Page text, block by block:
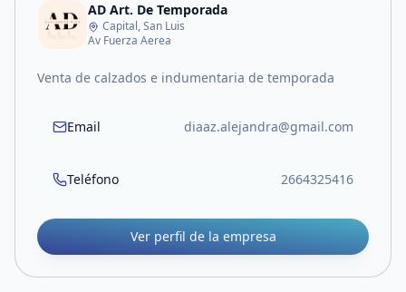
AD Art. De Temporada
Capital, San Luis
Av Fuerza Aerea
Venta de calzados e indumentaria de temporada
Email diaaz.alejandra@gmail.com
Teléfono 2664325416
Ver perfil de la empresa